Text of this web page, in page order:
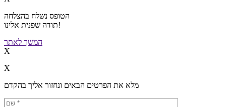
הטופס נשלח בהצלחה
תודה שפנית אלינו!
המשך לאתר
X
X
מלא את הפרטים הבאים ונחזור אליך בהקדם